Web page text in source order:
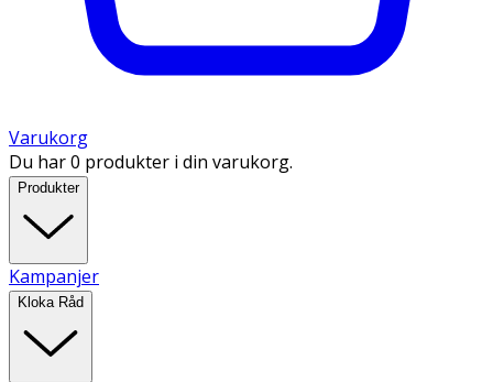
Varukorg
Du har 0 produkter i din varukorg.
Produkter
Kampanjer
Kloka Råd